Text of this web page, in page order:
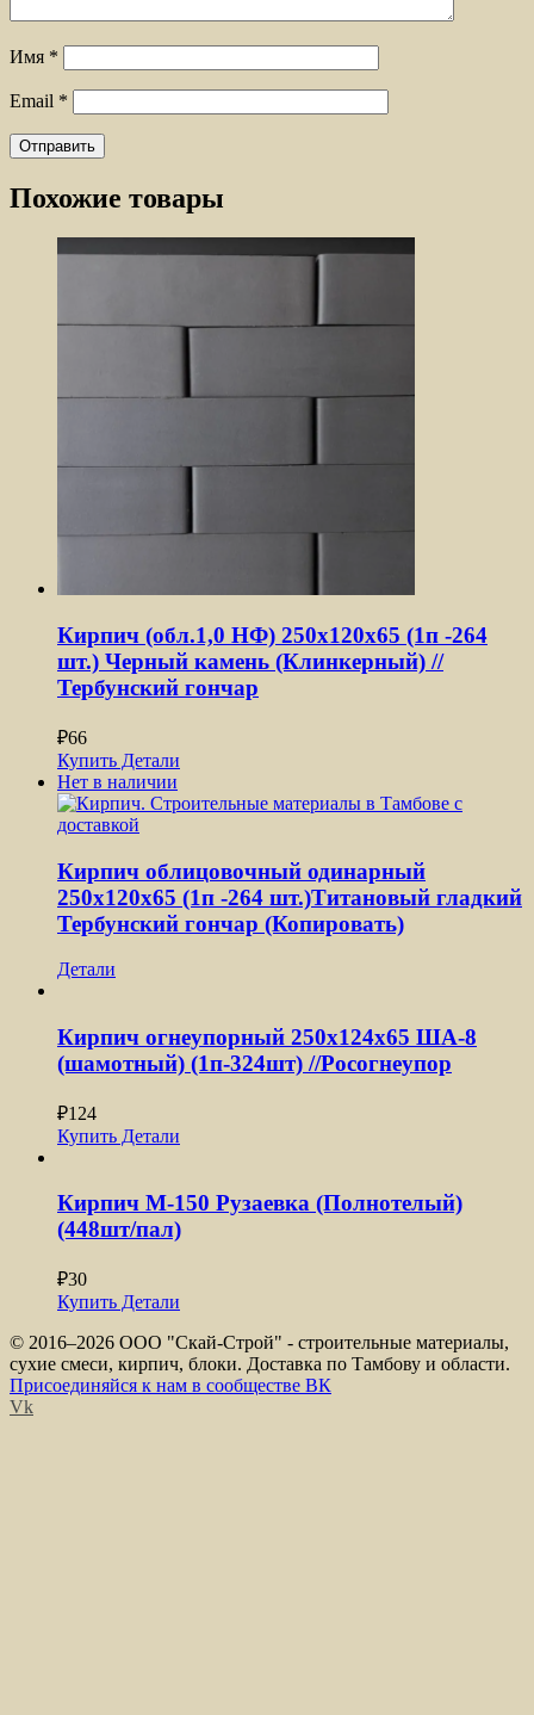
Имя *
Email *
Похожие товары
Кирпич (обл.1,0 НФ) 250x120x65 (1п -264
шт.) Черный камень (Клинкерный) //
Тербунский гончар
₽66
Купить Детали
Нет в наличии
Кирпич облицовочный одинарный
250x120x65 (1п -264 шт.)Титановый гладкий
Тербунский гончар (Копировать)
Детали
Кирпич огнеупорный 250х124х65 ША-8
(шамотный) (1п-324шт) //Росогнеупор
₽124
Купить Детали
Кирпич М-150 Рузаевка (Полнотелый)
(448шт/пал)
₽30
Купить Детали
© 2016–2026 ООО "Скай-Строй" - строительные материалы,
сухие смеси, кирпич, блоки. Доставка по Тамбову и области.
Присоединяйся к нам в сообществе ВК
Vk